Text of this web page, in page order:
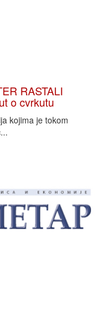
RASTALI
o cvrkutu
kojima je tokom